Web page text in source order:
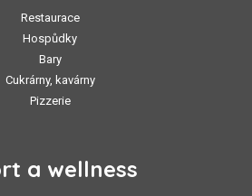
Restaurace
Hospůdky
Bary
Cukrárny, kavárny
Pizzerie
a wellness